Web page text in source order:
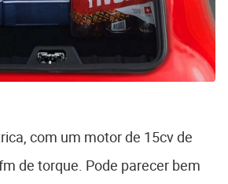
com um motor de 15cv de
de torque. Pode parecer bem